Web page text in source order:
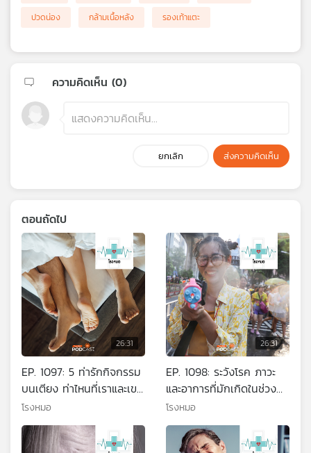
ปวดน่อง
กล้ามเนื้อหลัง รองเท้าแตะ
ความคิดเห็น (0)
ยกเลิก ส่งความคิดเห็น
ตอนถัดไป
26:31
EP. 1097: 5 ท่ารักกิจกรรม
บนเตียง ท่าไหนที่เราและเขา
ก็ชอบ
โรงหมอ
26:31
EP. 1098: ระวังโรค ภาวะ
และอาการที่มักเกิดในช่วง
สงกรานต์
โรงหมอ